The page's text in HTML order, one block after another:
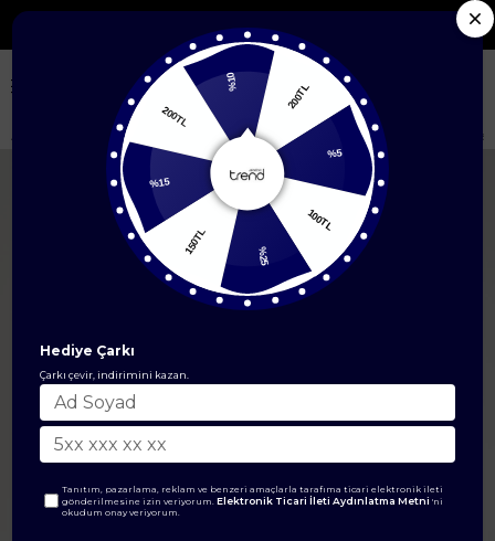
Seçili Yeni Sezon Ürünlerde %50'ye Varan İndirim
ÜST GİYİM İkili Takım Etek Beli Lastikli Önlerden Cepli
%10
200TL
%5
100TL
%25
150TL
%15
200TL
Hediye Çarkı
Çarkı çevir, indirimini kazan.
Tanıtım, pazarlama, reklam ve benzeri amaçlarla tarafıma ticari elektronik ileti
gönderilmesine izin veriyorum.Elektronik Ticari İleti Aydınlatma Metni 'ni
okudum onay veriyorum.